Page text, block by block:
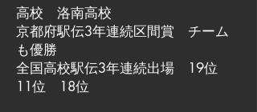
高校 洛南高校
京都府駅伝3年連続区間賞 チーム
も優勝
全国高校駅伝3年連続出場 19位
11位 18位